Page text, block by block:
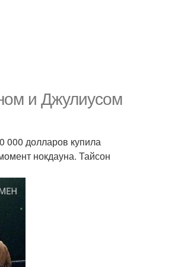
и Джулиусом
000 долларов купила
нокдауна. Тайсон